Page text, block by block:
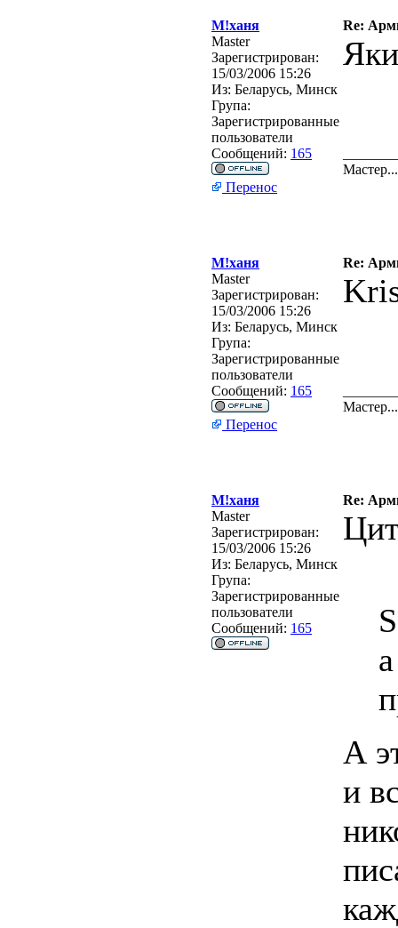
М!ханя
Re:
Master
Зарегистрирован:
15/03/2006 15:26
Из: Беларусь, Минск
Група:
Зарегистрированные
пользователи
Сообщений: 165
Перенос
М!ханя
Re:
Master
Зарегистрирован:
15/03/2006 15:26
Из: Беларусь, Минск
Група:
Зарегистрированные
пользователи
Сообщений: 165
Перенос
М!ханя
Re:
Master
Зарегистрирован:
15/03/2006 15:26
Из: Беларусь, Минск
Група:
Зарегистрированные
пользователи
Сообщений: 165
А
и